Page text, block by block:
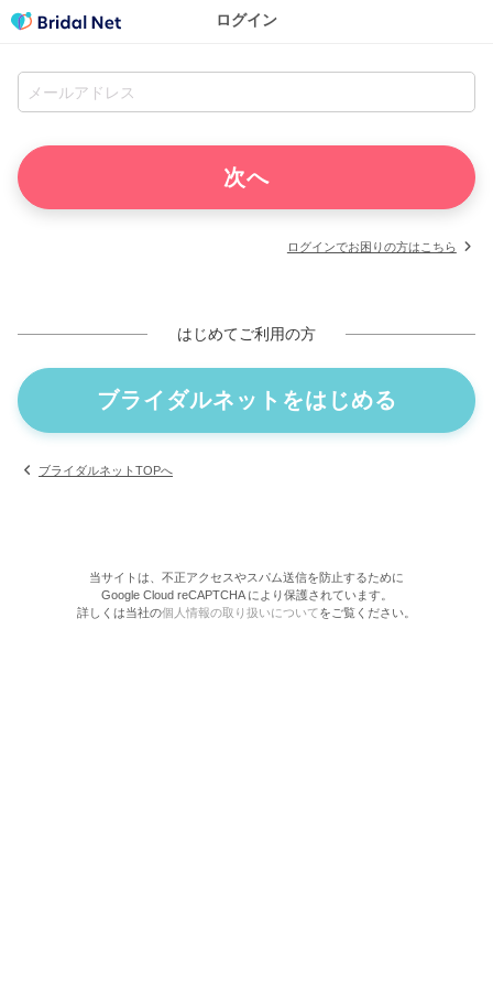
ログイン
ログインでお困りの方はこちら
はじめてご利用の方
ブライダルネットをはじめる
ブライダルネットTOPへ
当サイトは、不正アクセスやスパム送信を防止するために
Google Cloud reCAPTCHA により保護されています。
詳しくは当社の個人情報の取り扱いについてをご覧ください。